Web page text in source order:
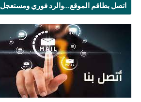
اتصل بطاقم الموقع...والرد فوري ومستعجل